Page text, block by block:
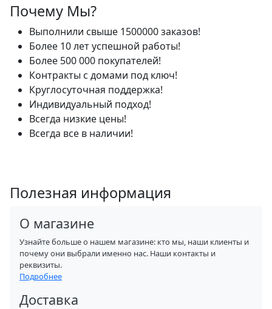
Почему Мы?
Выполнили свыше 1500000 заказов!
Более 10 лет успешной работы!
Более 500 000 покупателей!
Контракты с домами под ключ!
Круглосуточная поддержка!
Индивидуальный подход!
Всегда низкие цены!
Всегда все в наличии!
Полезная информация
О магазине
Узнайте больше о нашем магазине: кто мы, наши клиенты и
почему они выбрали именно нас. Наши контакты и
реквизиты.
Подробнее
Доставка